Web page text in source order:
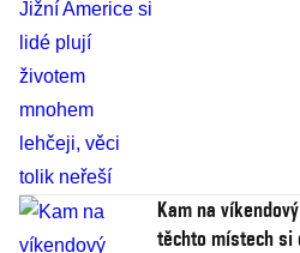
Kam na
těchto místech si